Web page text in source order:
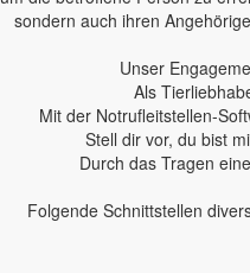
sondern auch ihren
Unser
Als
Mit der Notrufleitstellen-
Stell dir vor, du bist
Durch das Tragen
Folgende Schnittstellen